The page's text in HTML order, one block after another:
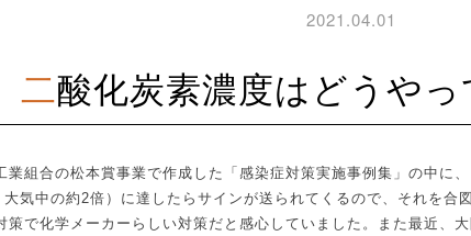
2021.04.01
二酸化炭素濃度はどうや
業組合の松本賞事業で作成した「感染症対策実施事例集」の中に
大気中の約2倍）に達したらサインが送られてくるので、それを合
策で化学メーカーらしい対策だと感心していました。また最近、